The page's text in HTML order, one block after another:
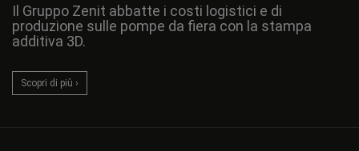
Il Gruppo Zenit abbatte i costi logistici e di
produzione sulle pompe da fiera con la stampa
additiva 3D.
Scopri di più ›